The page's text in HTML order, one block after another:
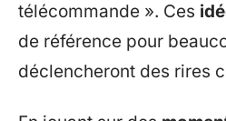
télécommande ». Ces
de référence pour
déclencheront des rires